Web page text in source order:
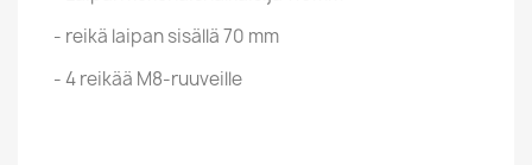
- reikä laipan sisällä 70 mm
- 4 reikää M8-ruuveille